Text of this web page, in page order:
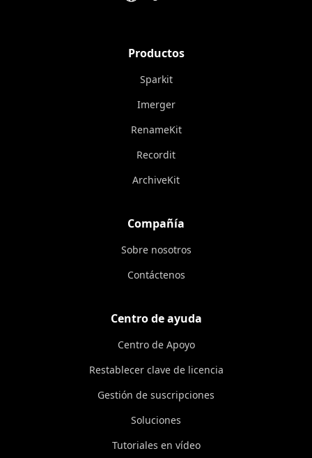
Productos
Sparkit
Imerger
RenameKit
Recordit
ArchiveKit
Compañía
Sobre nosotros
Contáctenos
Centro de ayuda
Centro de Apoyo
Restablecer clave de licencia
Gestión de suscripciones
Soluciones
Tutoriales en vídeo